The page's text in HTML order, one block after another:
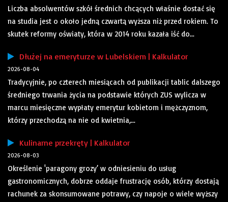
Liczba absolwentów szkół średnich chcących właśnie dostać się
na studia jest o około jedną czwartą wyższa niż przed rokiem. To
skutek reformy oświaty, która w 2014 roku kazała iść do...
Dłużej na emeryturze w Lubelskiem | Kalkulator
2026-08-04
Tradycyjnie, po czterech miesiącach od publikacji tablic dalszego
średniego trwania życia na podstawie których ZUS wylicza w
marcu miesięczne wypłaty emerytur kobietom i mężczyznom,
którzy przechodzą na nie od kwietnia,...
Kulinarne przekręty | Kalkulator
2026-08-03
Określenie 'paragony grozy’ w odniesieniu do usług
gastronomicznych, dobrze oddaje frustrację osób, którzy dostają
rachunek za skonsumowane potrawy, czy napoje o wiele wyższy